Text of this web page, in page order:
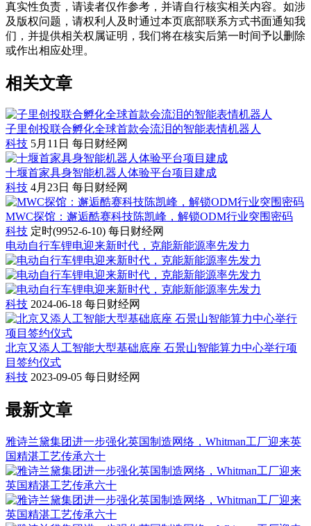
真实性负责，请读者仅作参考，并请自行核实相关内容。如涉
及版权问题，请权利人及时通过本页底部联系方式书面通知我
们，并提供相关权属证明，我们将在核实后第一时间予以删除
或作出相应处理。
相关文章
子里创投联合孵化全球首款会流泪的智能表情机器人
科技 5月11日 每日财经网
十堰首家具身智能机器人体验平台项目建成
科技 4月23日 每日财经网
MWC探馆：邂逅酷赛科技陈凯峰，解锁ODM行业突围密码
科技 定时(9952-6-10) 每日财经网
电动自行车锂电迎来新时代，克能新能源率先发力
科技 2024-06-18 每日财经网
北京又添人工智能大型基础底座 石景山智能算力中心举行项
目签约仪式
科技 2023-09-05 每日财经网
最新文章
雅诗兰黛集团进一步强化英国制造网络，Whitman工厂迎来英
国精湛工艺传承六十